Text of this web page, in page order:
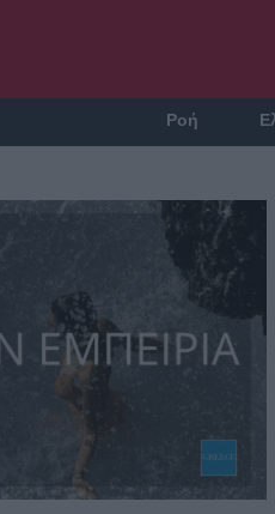
Ροή